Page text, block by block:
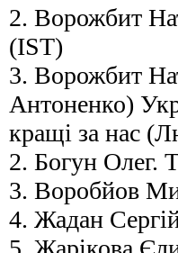
2. Ворожбит
(IST)
3. Ворожбит
Антоненко)
кращі за нас
2. Богун Олег.
3. Воробйов
4. Жадан